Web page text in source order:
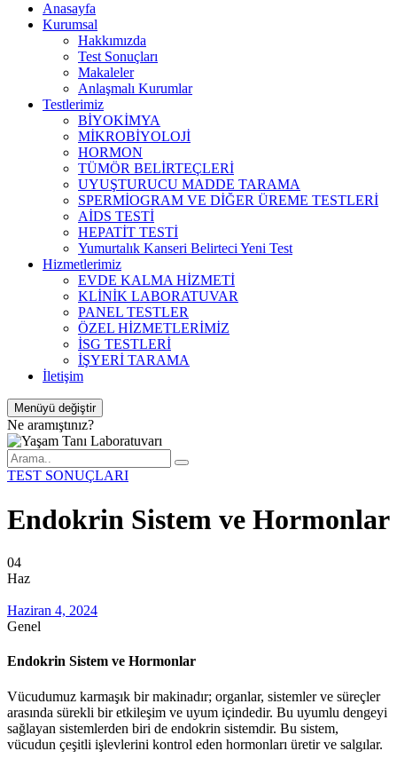
Anasayfa
Kurumsal
Hakkımızda
Test Sonuçları
Makaleler
Anlaşmalı Kurumlar
Testlerimiz
BİYOKİMYA
MİKROBİYOLOJİ
HORMON
TÜMÖR BELİRTEÇLERİ
UYUŞTURUCU MADDE TARAMA
SPERMİOGRAM VE DİĞER ÜREME TESTLERİ
AİDS TESTİ
HEPATİT TESTİ
Yumurtalık Kanseri Belirteci Yeni Test
Hizmetlerimiz
EVDE KALMA HİZMETİ
KLİNİK LABORATUVAR
PANEL TESTLER
ÖZEL HİZMETLERİMİZ
İSG TESTLERİ
İŞYERİ TARAMA
İletişim
Menüyü değiştir
Ne aramıştınız?
TEST SONUÇLARI
Endokrin Sistem ve Hormonlar
04
Haz
Tarih
Haziran 4, 2024
Kategoriler
Genel
Endokrin Sistem ve Hormonlar
Vücudumuz karmaşık bir makinadır; organlar, sistemler ve süreçler
arasında sürekli bir etkileşim ve uyum içindedir. Bu uyumlu dengeyi
sağlayan sistemlerden biri de endokrin sistemdir. Bu sistem,
vücudun çeşitli işlevlerini kontrol eden hormonları üretir ve salgılar.